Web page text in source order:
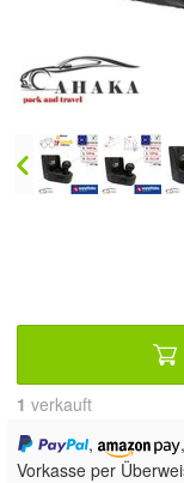
1 verkauft
,
Vorkasse per